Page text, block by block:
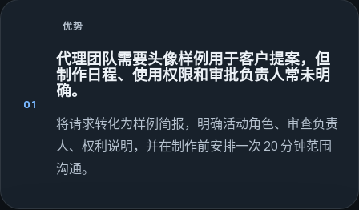
01
优势
代理团队需要头像样例用于客户提案，但
制作日程、使用权限和审批负责人常未明
确。
将请求转化为样例简报，明确活动角色、审查负责
人、权利说明，并在制作前安排一次 20 分钟范围
沟通。